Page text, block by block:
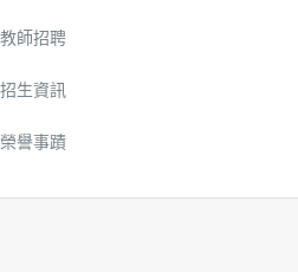
教師招聘
招生資訊
榮譽事蹟